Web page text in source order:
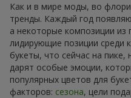
Как и в мире моды, во
тренды. Каждый год
а некоторые композиции из
лидирующие позиции среди
букеты, что сейчас на пике,
дарят особые эмоции,
популярных цветов для
факторов: сезона, цели